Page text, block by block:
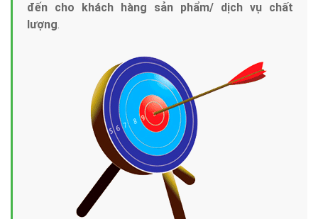
đến cho khách hàng sản phẩm/ dịch vụ chất
lượng.